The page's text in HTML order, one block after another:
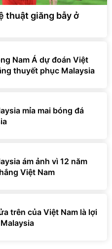
thuật giăng bẫy ở
Nam Á dự đoán Việt
thuyết phục Malaysia
mỉa mai bóng đá
ám ảnh vì 12 năm
Việt Nam
trên của Việt Nam là lợi